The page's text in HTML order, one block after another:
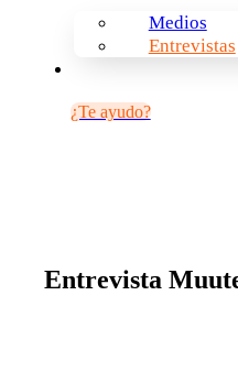
Medios
Entrevistas
¿Te ayudo?
Entrevista